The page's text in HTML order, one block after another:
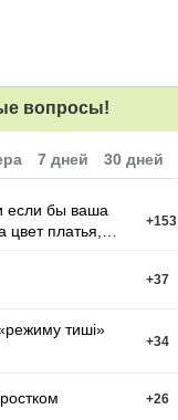
вопросы!
7 дней 30 дней
если бы ваша
цвет платья,
+153
+37
тиші»
+34
+26